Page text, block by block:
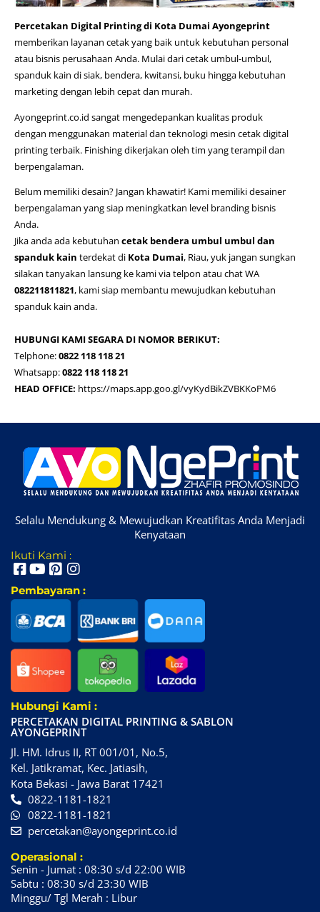
Percetakan Digital Printing di Kota Dumai Ayongeprint
memberikan layanan cetak yang baik untuk kebutuhan personal
atau bisnis perusahaan Anda. Mulai dari cetak umbul-umbul,
spanduk kain di siak, bendera, kwitansi, buku hingga kebutuhan
marketing dengan lebih cepat dan murah.
Ayongeprint.co.id sangat mengedepankan kualitas produk
dengan menggunakan material dan teknologi mesin cetak digital
printing terbaik. Finishing dikerjakan oleh tim yang terampil dan
berpengalaman.
Belum memiliki desain? Jangan khawatir! Kami memiliki desainer
berpengalaman yang siap meningkatkan level branding bisnis
Anda.
Jika anda ada kebutuhan cetak bendera umbul umbul dan
spanduk kain terdekat di Kota Dumai, Riau, yuk jangan sungkan
silakan tanyakan lansung ke kami via telpon atau chat WA
082211811821, kami siap membantu mewujudkan kebutuhan
spanduk kain anda.
HUBUNGI KAMI SEGARA DI NOMOR BERIKUT:
Telphone:0822 118 118 21
Whatsapp:0822 118 118 21
HEAD OFFICE: https://maps.app.goo.gl/vyKydBikZVBKKoPM6
Selalu Mendukung & Mewujudkan Kreatifitas Anda Menjadi
Kenyataan
Ikuti Kami :
Pembayaran :
Hubungi Kami :
PERCETAKAN DIGITAL PRINTING & SABLON
AYONGEPRINT
Jl. HM. Idrus II, RT 001/01, No.5,
Kel. Jatikramat, Kec. Jatiasih,
Kota Bekasi - Jawa Barat 17421
0822-1181-1821
0822-1181-1821
percetakan@ayongeprint.co.id
Operasional :
Senin - Jumat : 08:30 s/d 22:00 WIB
Sabtu : 08:30 s/d 23:30 WIB
Minggu/ Tgl Merah : Libur